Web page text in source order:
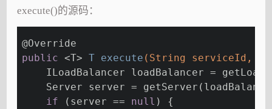
execute()的源码：
@Override
public <T> T execute (String serviceId,
ILoadBalancer loadBalancer =
Server server =
if (server == null ) {